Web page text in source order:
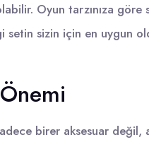
Oyun tarzınıza göre
setin sizin için en uygun
birer aksesuar değil,